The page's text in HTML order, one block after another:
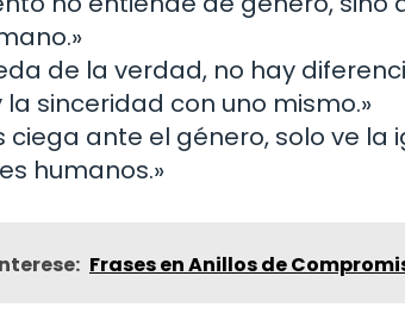
de la verdad, no hay
sinceridad con uno mismo.»
ciega ante el género, solo ve
humanos.»
Frases en Anillos de